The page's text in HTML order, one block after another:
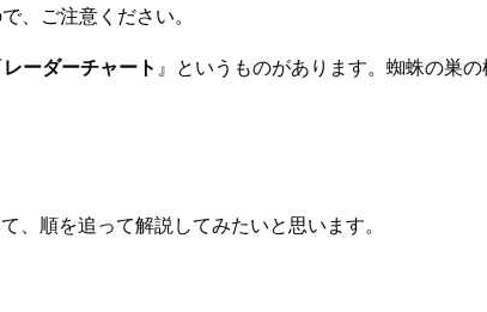
、ご注意ください。
レーダーチャート 』というものがあります。蜘蛛の巣
順を追って解説してみたいと思います。